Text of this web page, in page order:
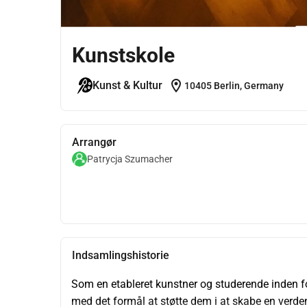
Kunstskole
Kunst & Kultur location_on 10405 Berlin, Germany
Arrangør
Patrycja Szumacher
Indsamlingshistorie
Som en etableret kunstner og studerende inden
med det formål at støtte dem i at skabe en